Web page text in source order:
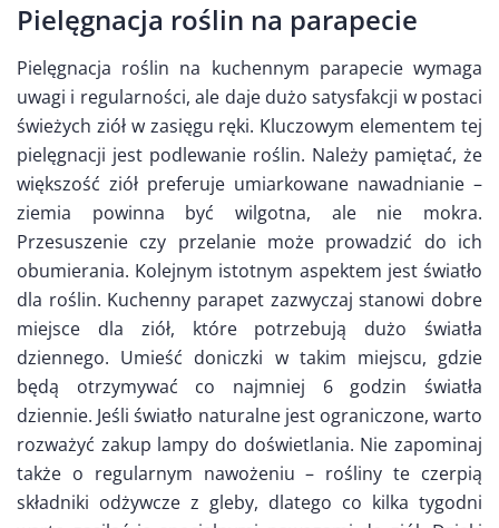
Pielęgnacja roślin na parapecie
Pielęgnacja roślin na kuchennym parapecie wymaga
uwagi i regularności, ale daje dużo satysfakcji w postaci
świeżych ziół w zasięgu ręki. Kluczowym elementem tej
pielęgnacji jest podlewanie roślin. Należy pamiętać, że
większość ziół preferuje umiarkowane nawadnianie –
ziemia powinna być wilgotna, ale nie mokra.
Przesuszenie czy przelanie może prowadzić do ich
obumierania. Kolejnym istotnym aspektem jest światło
dla roślin. Kuchenny parapet zazwyczaj stanowi dobre
miejsce dla ziół, które potrzebują dużo światła
dziennego. Umieść doniczki w takim miejscu, gdzie
będą otrzymywać co najmniej 6 godzin światła
dziennie. Jeśli światło naturalne jest ograniczone, warto
rozważyć zakup lampy do doświetlania. Nie zapominaj
także o regularnym nawożeniu – rośliny te czerpią
składniki odżywcze z gleby, dlatego co kilka tygodni